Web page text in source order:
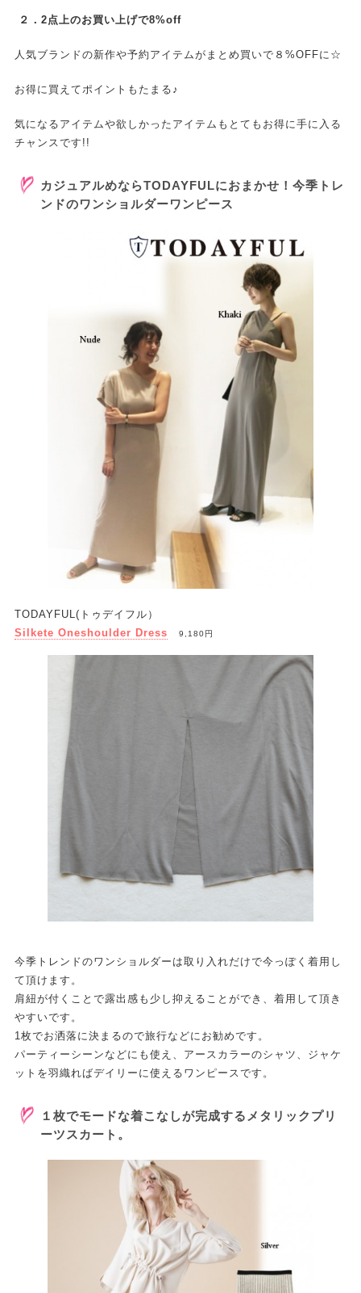
２．2点上のお買い上げで8%off
人気ブランドの新作や予約アイテムがまとめ買いで８%OFFに☆
お得に買えてポイントもたまる♪
気になるアイテムや欲しかったアイテムもとてもお得に手に入る
チャンスです!!
カジュアルめならTODAYFULにおまかせ！今季トレ
ンドのワンショルダーワンピース
TODAYFUL(トゥデイフル）
Silkete Oneshoulder Dress
9,180円
今季トレンドのワンショルダーは取り入れだけで今っぽく着用し
て頂けます。
肩紐が付くことで露出感も少し抑えることができ、着用して頂き
やすいです。
1枚でお洒落に決まるので旅行などにお勧めです。
パーティーシーンなどにも使え、アースカラーのシャツ、ジャケ
ットを羽織ればデイリーに使えるワンピースです。
１枚でモードな着こなしが完成するメタリックプリ
ーツスカート。